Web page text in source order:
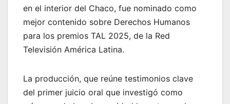
en el interior del Chaco, fue nominado como
mejor contenido sobre Derechos Humanos
para los premios TAL 2025, de la Red
Televisión América Latina.
La producción, que reúne testimonios clave
del primer juicio oral que investigó como